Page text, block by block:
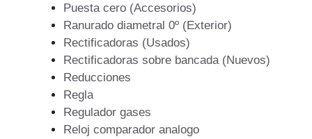
Puesta cero (Accesorios)
Ranurado diametral 0º (Exterior)
Rectificadoras (Usados)
Rectificadoras sobre bancada (Nuevos)
Reducciones
Regla
Regulador gases
Reloj comparador analogo